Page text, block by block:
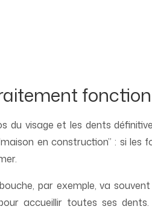
du visage et les dents
en construction” : si les
par exemple, va
accueillir toutes ses